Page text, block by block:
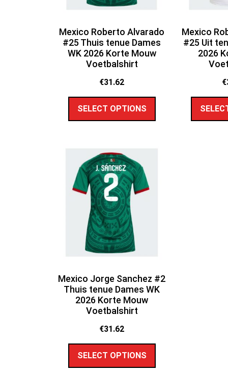
Mexico Roberto Alvarado
#25 Thuis tenue Dames
WK 2026 Korte Mouw
Voetbalshirt
€31.62
SELECT OPTIONS
Mexico
#25 Uit
2026
€
Mexico Jorge Sanchez #2
Thuis tenue Dames WK
2026 Korte Mouw
Voetbalshirt
€31.62
SELECT OPTIONS